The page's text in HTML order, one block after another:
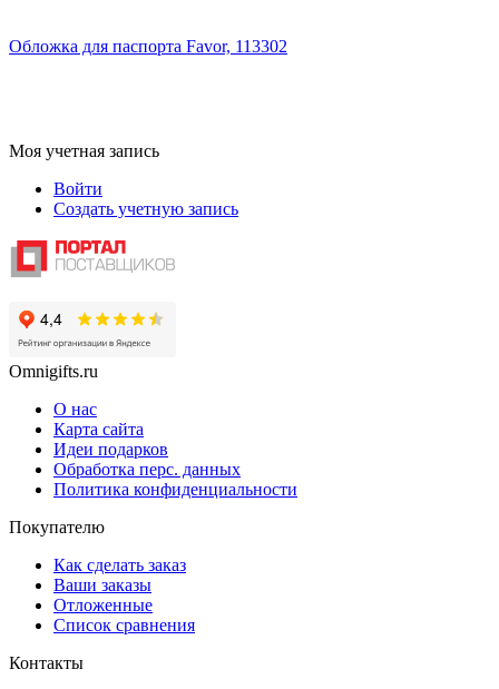
Обложка для паспорта Favor, 113302
Моя учетная запись
Войти
Создать учетную запись
Omnigifts.ru
О нас
Карта сайта
Идеи подарков
Обработка перс. данных
Политика конфиденциальности
Покупателю
Как сделать заказ
Ваши заказы
Отложенные
Список сравнения
Контакты